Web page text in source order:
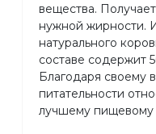
вещества.
нужной жирности.
натурального
составе содержит
Благодаря своему
питательности
лучшему пищевому